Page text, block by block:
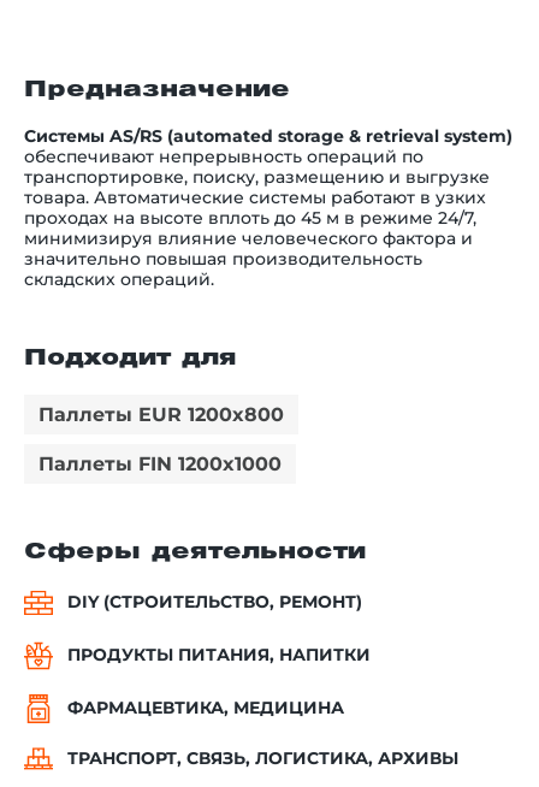
Предназначение
Системы AS/RS (automated storage & retrieval system)
обеспечивают непрерывность операций по
транспортировке, поиску, размещению и выгрузке
товара. Автоматические системы работают в узких
проходах на высоте вплоть до 45 м в режиме 24/7,
минимизируя влияние человеческого фактора и
значительно повышая производительность
складских операций.
Подходит для
Паллеты EUR 1200x800
Паллеты FIN 1200x1000
Сферы деятельности
DIY (СТРОИТЕЛЬСТВО, РЕМОНТ)
ПРОДУКТЫ ПИТАНИЯ, НАПИТКИ
ФАРМАЦЕВТИКА, МЕДИЦИНА
ТРАНСПОРТ, СВЯЗЬ, ЛОГИСТИКА, АРХИВЫ